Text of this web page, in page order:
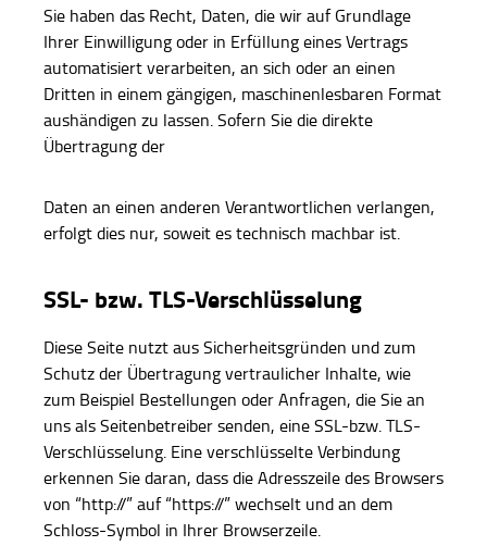
Sie haben das Recht, Daten, die wir auf Grundlage
Ihrer Einwilligung oder in Erfüllung eines Vertrags
automatisiert verarbeiten, an sich oder an einen
Dritten in einem gängigen, maschinenlesbaren Format
aushändigen zu lassen. Sofern Sie die direkte
Übertragung der
Daten an einen anderen Verantwortlichen verlangen,
erfolgt dies nur, soweit es technisch machbar ist.
SSL- bzw. TLS-Verschlüsselung
Diese Seite nutzt aus Sicherheitsgründen und zum
Schutz der Übertragung vertraulicher Inhalte, wie
zum Beispiel Bestellungen oder Anfragen, die Sie an
uns als Seitenbetreiber senden, eine SSL-bzw. TLS-
Verschlüsselung. Eine verschlüsselte Verbindung
erkennen Sie daran, dass die Adresszeile des Browsers
von “http://” auf “https://” wechselt und an dem
Schloss-Symbol in Ihrer Browserzeile.